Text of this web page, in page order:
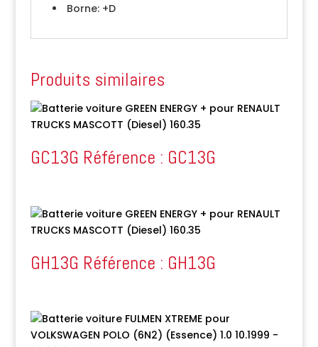
Borne:+D
Produits similaires
GC13G Référence : GC13G
GH13G Référence : GH13G